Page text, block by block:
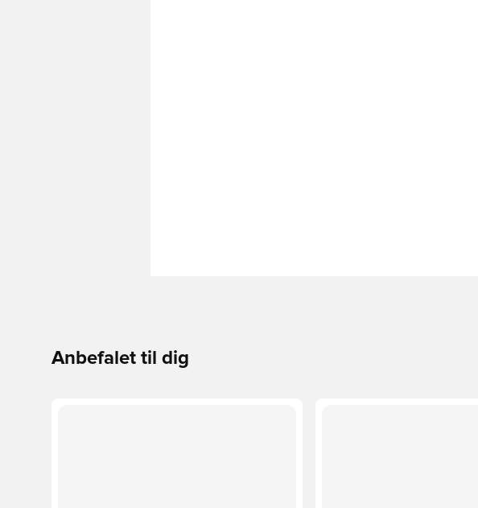
Anbefalet til dig